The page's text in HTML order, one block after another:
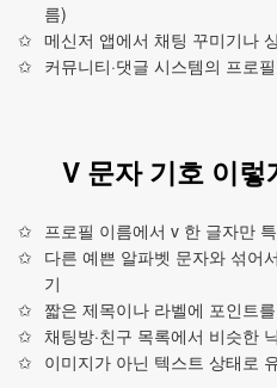
름)
메신저 앱에서 채팅 꾸미기나
커뮤니티·댓글 시스템의 프로
V 문자 기호 이
프로필 이름에서 v 한 글자만
다른 예쁜 알파벳 문자와 섞어
기
짧은 제목이나 라벨에 포인트
채팅방·친구 목록에서 비슷한
이미지가 아닌 텍스트 상태로